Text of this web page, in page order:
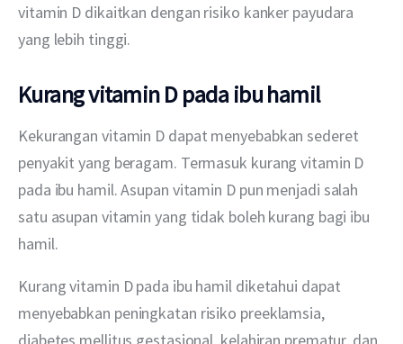
vitamin D dikaitkan dengan risiko kanker payudara
yang lebih tinggi.
Kurang vitamin D pada ibu hamil
Kekurangan vitamin D dapat menyebabkan sederet
penyakit yang beragam. Termasuk kurang vitamin D
pada ibu hamil. Asupan vitamin D pun menjadi salah
satu asupan vitamin yang tidak boleh kurang bagi ibu
hamil.
Kurang vitamin D pada ibu hamil diketahui dapat
menyebabkan peningkatan risiko preeklamsia,
diabetes mellitus gestasional, kelahiran prematur, dan